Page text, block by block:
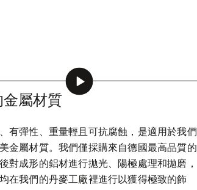
屬材質
有彈性、重量輕且可抗腐蝕，是適用於我們
金屬材質。我們僅採購來自德國最高品質的
對成形的鋁材進行拋光、陽極處理和拋磨，
在我們的丹麥工廠裡進行以獲得極致的飾